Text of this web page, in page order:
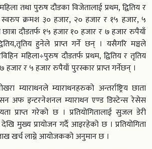
तथा पुरुष दौडका विजेतालाई प्रथम, द्वितिय र
क्रमश ३० हजार, २० हजार र १५ हजार, ५
छात्रा दौडतर्फ १५ हजार १० हजार र ७ हजार रुपैयाँ
हुनेले प्राप्त गर्ने छन् । यसैगरि मञ्चले
महिला÷पुरुष दौडतर्फ प्रथम, द्वितिय र तृतिय
र ५ हजार रुपैयाँ पुरस्कार प्राप्त गर्नेछन् ।
म्याराथनले म्याराथनहरुको अन्तर्राष्ट्रिय छाता
अफ इन्टरनेशनल म्याराथन एण्ड डिस्टेन्स रेसेस
प्राप्त गरेको छ । प्रतियोगितालाई सुजल डेरी
मुख्य प्रायोजन गर्दै आइरहेको छ । प्रतियोगिता
खर्च लाग्ने आयोजकको अनुमान छ ।